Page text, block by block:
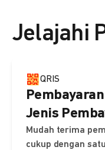
Jelajahi
QRIS
Jenis
Mudah terima
cukup dengan